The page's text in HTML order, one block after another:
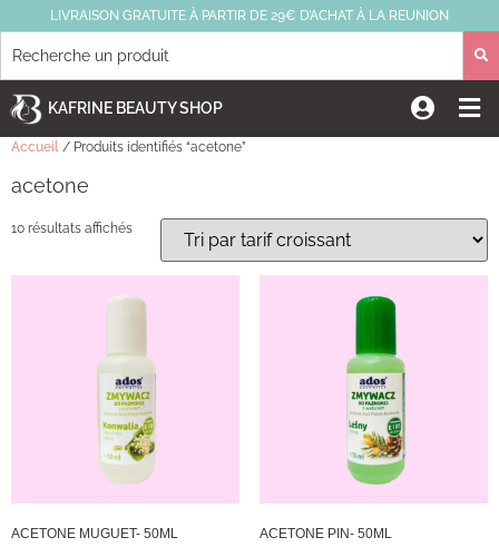
LIVRAISON GRATUITE À PARTIR DE 29€ D’ACHAT À LA REUNION
KAFRINE BEAUTY SHOP
Accueil / Produits identifiés “acetone”
acetone
10 résultats affichés
ACETONE MUGUET- 50ML ACETONE PIN- 50ML